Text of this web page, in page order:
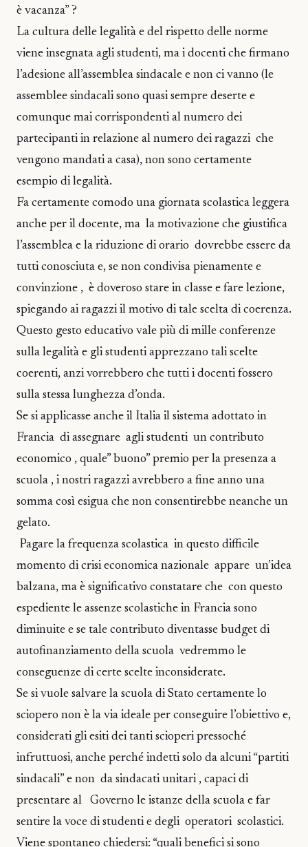
è vacanza” ?
La cultura delle legalità e del rispetto delle norme
viene insegnata agli studenti, ma i docenti che firmano
l’adesione all’assemblea sindacale e non ci vanno (le
assemblee sindacali sono quasi sempre deserte e
comunque mai corrispondenti al numero dei
partecipanti in relazione al numero dei ragazzi che
vengono mandati a casa), non sono certamente
esempio di legalità.
Fa certamente comodo una giornata scolastica leggera
anche per il docente, ma la motivazione che giustifica
l’assemblea e la riduzione di orario dovrebbe essere da
tutti conosciuta e, se non condivisa pienamente e
convinzione , è doveroso stare in classe e fare lezione,
spiegando ai ragazzi il motivo di tale scelta di coerenza.
Questo gesto educativo vale più di mille conferenze
sulla legalità e gli studenti apprezzano tali scelte
coerenti, anzi vorrebbero che tutti i docenti fossero
sulla stessa lunghezza d’onda.
Se si applicasse anche il Italia il sistema adottato in
Francia di assegnare agli studenti un contributo
economico , quale” buono” premio per la presenza a
scuola , i nostri ragazzi avrebbero a fine anno una
somma così esigua che non consentirebbe neanche un
gelato.
Pagare la frequenza scolastica in questo difficile
momento di crisi economica nazionale appare un’idea
balzana, ma è significativo constatare che con questo
espediente le assenze scolastiche in Francia sono
diminuite e se tale contributo diventasse budget di
autofinanziamento della scuola vedremmo le
conseguenze di certe scelte inconsiderate.
Se si vuole salvare la scuola di Stato certamente lo
sciopero non è la via ideale per conseguire l’obiettivo e,
considerati gli esiti dei tanti scioperi pressoché
infruttuosi, anche perché indetti solo da alcuni “partiti
sindacali” e non da sindacati unitari , capaci di
presentare al Governo le istanze della scuola e far
sentire la voce di studenti e degli operatori scolastici.
Viene spontaneo chiedersi: “quali benefici si sono